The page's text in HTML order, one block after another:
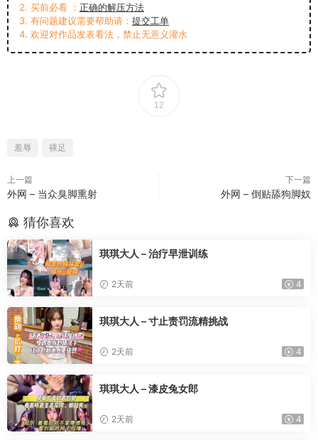
2. 买前必看 ： 正确的解压方法
3. 有问题建议需要帮助请： 提交工单
4. 欢迎对作品发表看法，禁止无意义灌水
12
羞辱 裸足
上一篇
外网 – 当众臭脚熏射
下一篇
外网 – 倒贴舔狗脚奴
猜你喜欢
琪琪大人 – 治疗早泄训练
2天前 4
琪琪大人 – 寸止责罚流精挑战
2天前 4
琪琪大人 – 漆皮兔女郎
2天前 4